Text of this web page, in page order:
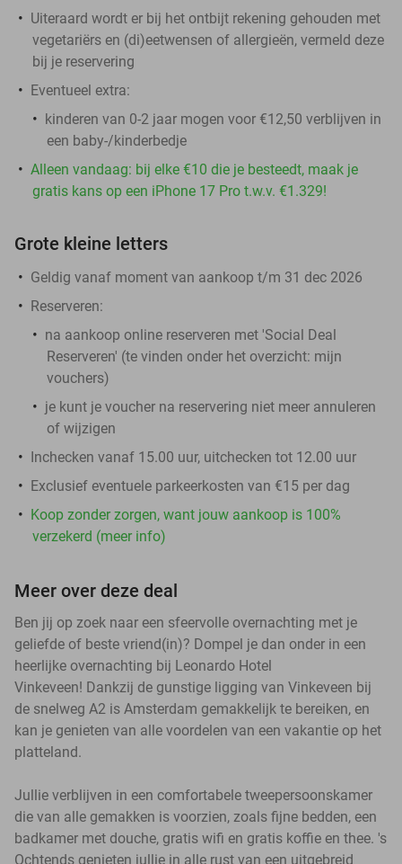
Uiteraard wordt er bij het ontbijt rekening gehouden met
vegetariërs en (di)eetwensen of allergieën, vermeld deze
bij je reservering
Eventueel extra:
kinderen van 0-2 jaar mogen voor €12,50 verblijven in
een baby-/kinderbedje
Alleen vandaag: bij elke €10 die je besteedt, maak je
gratis kans op een iPhone 17 Pro t.w.v. €1.329!
Grote kleine letters
Geldig vanaf moment van aankoop t/m 31 dec 2026
Reserveren:
na aankoop online reserveren met 'Social Deal
Reserveren' (te vinden onder het overzicht: mijn
vouchers)
je kunt je voucher na reservering niet meer annuleren
of wijzigen
Inchecken vanaf 15.00 uur, uitchecken tot 12.00 uur
Exclusief eventuele parkeerkosten van €15 per dag
Koop zonder zorgen, want jouw aankoop is 100%
verzekerd (meer info)
Meer over deze deal
Ben jij op zoek naar een sfeervolle overnachting met je
geliefde of beste vriend(in)? Dompel je dan onder in een
heerlijke overnachting bij Leonardo Hotel
Vinkeveen! Dankzij de gunstige ligging van Vinkeveen bij
de snelweg A2 is Amsterdam gemakkelijk te bereiken, en
kan je genieten van alle voordelen van een vakantie op het
platteland.
Jullie verblijven in een comfortabele tweepersoonskamer
die van alle gemakken is voorzien, zoals fijne bedden, een
badkamer met douche, gratis wifi en gratis koffie en thee. 's
Ochtends genieten jullie in alle rust van een uitgebreid